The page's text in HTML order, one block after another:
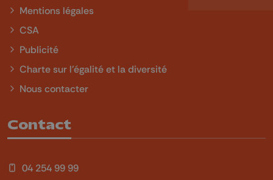
Mentions légales
CSA
Publicité
Charte sur l'égalité et la diversité
Nous contacter
Contact
04 254 99 99